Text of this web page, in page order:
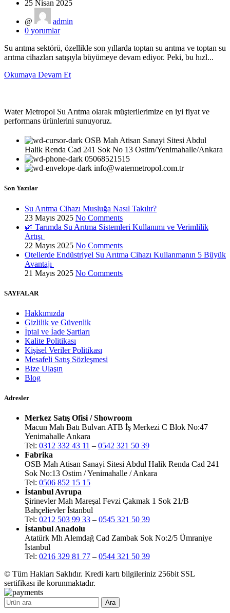
25 Nisan 2025
@
admin
0 yorumlar
Su arıtma sektörü, özellikle son yıllarda toptan su arıtma ve toptan su
arıtma cihazları satışıyla büyümeye devam ediyor. Peki, bu hızl...
Okumaya Devam Et
Water Metropol Su Arıtma olarak müşterilerimize en iyi fiyat ve
performans ürünlerini sunuyoruz.
OSB Mah Atisan Sanayi Sitesi Abdul
Halik Renda Cad 241 Sok No 13 Ostim/Yenimahalle/Ankara
05068521515
info@watermetropol.com.tr
Son Yazılar
Su Arıtma Cihazı Musluğa Nasıl Takılır?
23 Mayıs 2025 No Comments
🌿 Tarımda Su Arıtma Sistemleri Kullanımı ve Verimlilik
Artışı
22 Mayıs 2025 No Comments
Otellerde Endüstriyel Su Arıtma Cihazı Kullanmanın 5 Büyük
Avantajı
21 Mayıs 2025 No Comments
SAYFALAR
Hakkımızda
Gizlilik ve Güvenlik
İptal ve İade Şartları
Kalite Politikası
Kişisel Veriler Politikası
Mesafeli Satış Sözleşmesi
Bize Ulaşın
Blog
Adresler
Merkez Satış Ofisi / Showroom
Macun Mah Batı Bulvarı ATB İş Merkezi C Blok No:47
Yenimahalle Ankara
Tel: 0312 332 43 11 – 0542 321 50 39
Fabrika
OSB Mah Atisan Sanayi Sitesi Abdul Halik Renda Cad 241
Sok No:13 Ostim / Yenimahalle / Ankara
Tel: 0506 852 15 15
İstanbul Avrupa
Şirinevler Mah Mareşal Fevzi Çakmak 1 Sok 21/B
Bahçelievler İstanbul
Tel: 0212 503 99 33 – 0545 321 50 39
İstanbul Anadolu
Atatürk Mh Alemdağ Cad Zambak Sok No:2/5 Ümraniye
İstanbul
Tel: 0216 329 81 77 – 0544 321 50 39
© Tüm Hakları Saklıdır. Kredi kartı bilgileriniz 256bit SSL
sertifikası ile korunmaktadır.
Ara